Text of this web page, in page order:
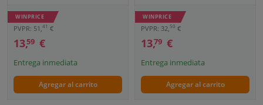
WINPRICE
PVPR: 51, 41 €
13,59 €
Entrega inmediata
Agregar al carrito
WINPRICE
PVPR: 32, 50 €
13,79 €
Entrega inmediata
Agregar al carrito